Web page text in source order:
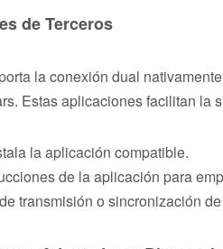
de Terceros
la conexión dual
Estas aplicaciones facilitan la
la aplicación compatible.
de la aplicación para
transmisión o sincronización